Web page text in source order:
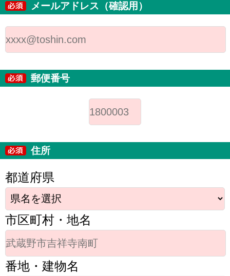
メールアドレス（確認用）
郵便番号
住所
都道府県
市区町村・地名
番地・建物名